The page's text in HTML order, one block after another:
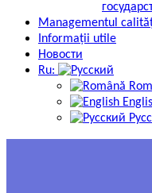
Managementul
Informații utile
Новости
Ru: